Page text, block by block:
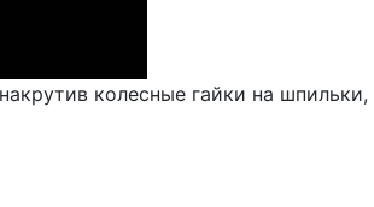
колесные гайки на